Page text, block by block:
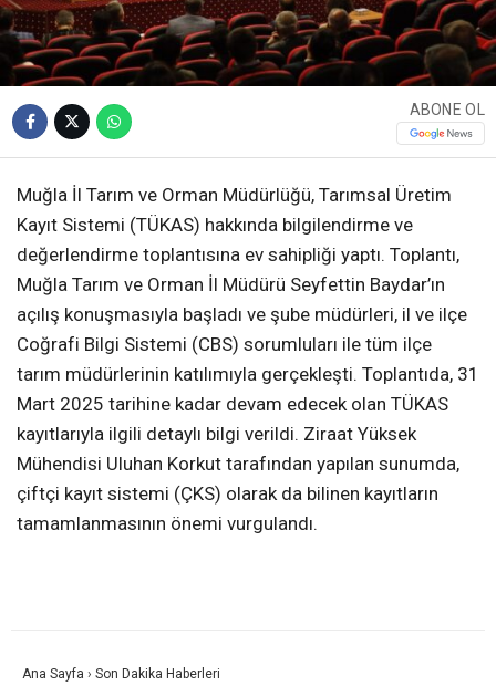
ABONE OL
Muğla İl Tarım ve Orman Müdürlüğü, Tarımsal Üretim
Kayıt Sistemi (TÜKAS) hakkında bilgilendirme ve
değerlendirme toplantısına ev sahipliği yaptı. Toplantı,
Muğla Tarım ve Orman İl Müdürü Seyfettin Baydar’ın
açılış konuşmasıyla başladı ve şube müdürleri, il ve ilçe
Coğrafi Bilgi Sistemi (CBS) sorumluları ile tüm ilçe
tarım müdürlerinin katılımıyla gerçekleşti. Toplantıda, 31
Mart 2025 tarihine kadar devam edecek olan TÜKAS
kayıtlarıyla ilgili detaylı bilgi verildi. Ziraat Yüksek
Mühendisi Uluhan Korkut tarafından yapılan sunumda,
çiftçi kayıt sistemi (ÇKS) olarak da bilinen kayıtların
tamamlanmasının önemi vurgulandı.
Ana Sayfa › Son Dakika Haberleri